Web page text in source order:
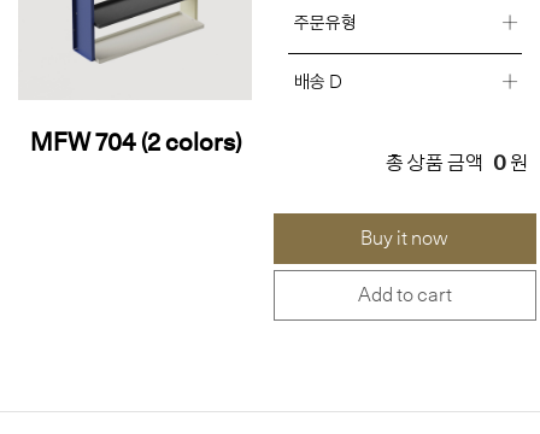
MFW 704 (2 colors)
주문유형
배송 D
총 상품 금액 0 원
Buy it now
Add to cart